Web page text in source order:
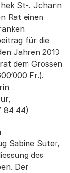
St-. Johann
Rat einen
für die
Jahren 2019
dem Grossen
Fr.).
84 44)
Sabine Suter,
des
Der